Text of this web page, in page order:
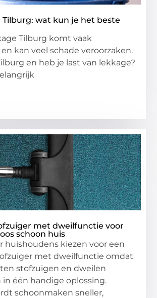
Tilburg: wat kun je het beste
Tilburg komt vaak
kan veel schade veroorzaken.
en heb je last van lekkage?
met dweilfunctie voor
schoon huis
huishoudens kiezen voor een
met dweilfunctie omdat
stofzuigen en dweilen
één handige oplossing.
schoonmaken sneller,